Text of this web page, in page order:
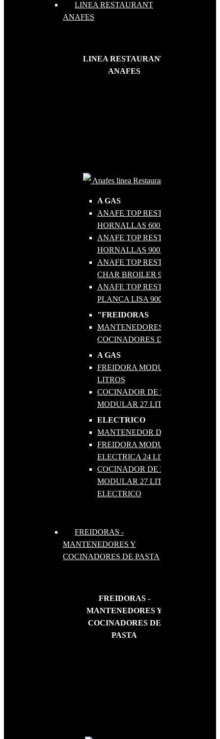
LINEA RESTAURANT
ANAFES
LINEA RESTAURANT
ANAFES
Anafes linea Restaurant
A GAS
ANAFE TOP RESTAURANTE 4
HORNALLAS 600 GAS
ANAFE TOP RESTAURANTE 6
HORNALLAS 900 GAS
ANAFE TOP RESTAURANTE
CHAR BROILER 900 GAS
ANAFE TOP RESTAURANTE
PLANCA LISA 900 GAS
"FREIDORAS
MANTENEDORES Y
COCINADORES DE PASTA"
A GAS
FREIDORA MODULAR A GAS 27
LITROS
COCINADOR DE PASTAS
MODULAR 27 LITROS
ELECTRICO
MANTENEDOR DE PAPAS
FREIDORA MODULAR A
ELECTRICA 24 LITROS
COCINADOR DE PASTAS
MODULAR 27 LITROS
ELECTRICO
FREIDORAS -
MANTENEDORES Y
COCINADORES DE PASTA
FREIDORAS -
MANTENEDORES Y
COCINADORES DE
PASTA